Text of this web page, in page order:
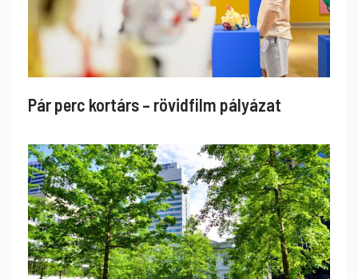
Pár perc kortárs – rövidfilm pályázat